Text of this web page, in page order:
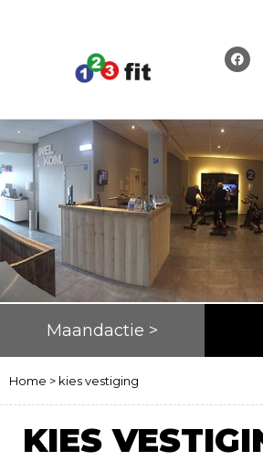
Maandactie >
Home > kies vestiging
KIES